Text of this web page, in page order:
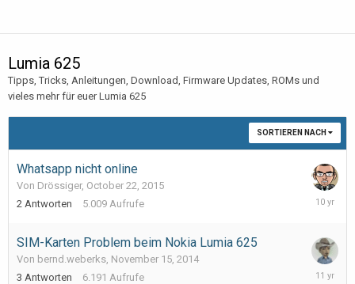
Lumia 625
Tipps, Tricks, Anleitungen, Download, Firmware Updates, ROMs und
vieles mehr für euer Lumia 625
SORTIEREN NACH
Whatsapp nicht online
Von Drössiger, October 22, 2015
2 Antworten 5.009 Aufrufe
October
SIM-Karten Problem beim Nokia Lumia 625
Von bernd.weberks, November 15, 2014
3 Antworten 6.191 Aufrufe